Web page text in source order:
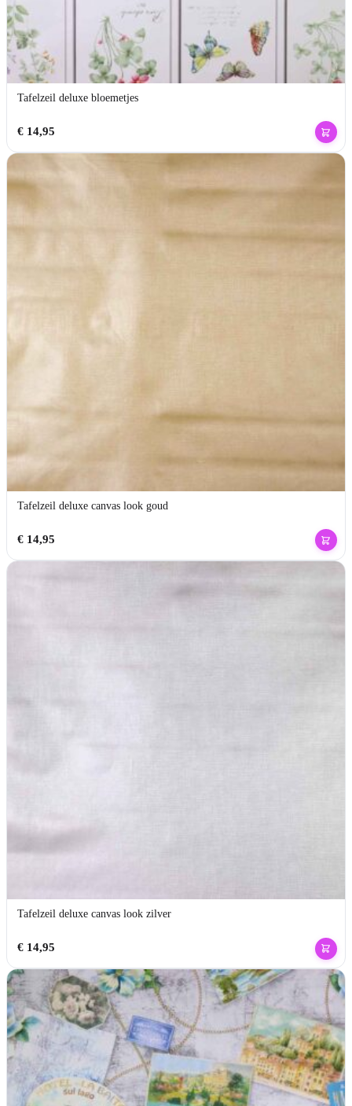
Tafelzeil deluxe bloemetjes
€14,95
Tafelzeil deluxe canvas look goud
€14,95
Tafelzeil deluxe canvas look zilver
€14,95